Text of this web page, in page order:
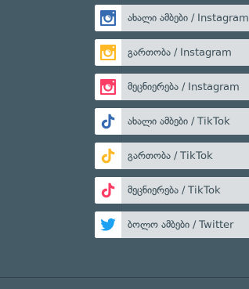
ახალი ამბები / Instagram
გართობა / Instagram
მეცნიერება / Instagram
ახალი ამბები / TikTok
გართობა / TikTok
მეცნიერება / TikTok
ბოლო ამბები / Twitter